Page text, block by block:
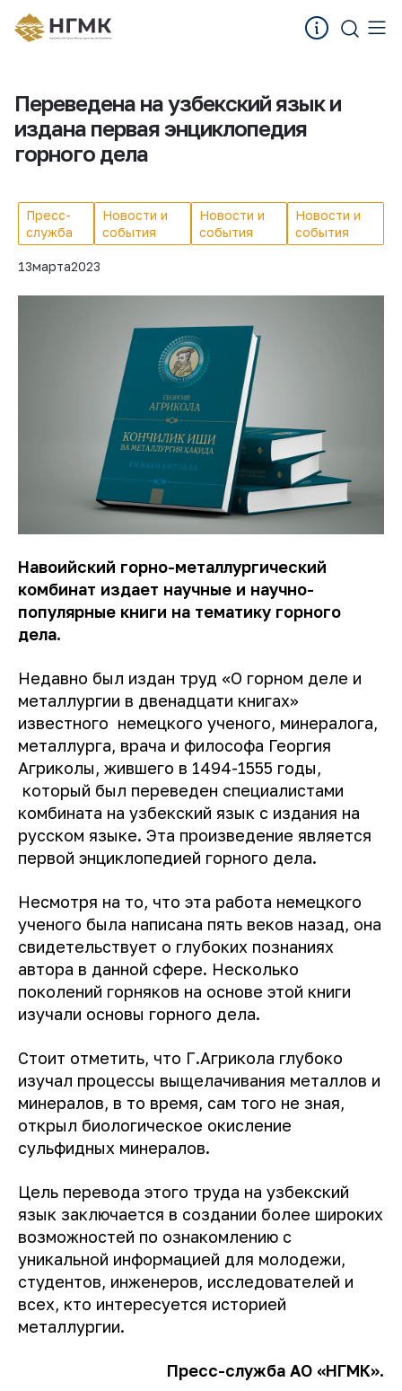
Переведена на узбекский язык и
издана первая энциклопедия
горного дела
Пресс-
служба
Новости и
события
Новости и
события
Новости и
события
13марта2023
Навоийский горно-металлургический
комбинат издает научные и научно-
популярные книги на тематику горного
дела.
Недавно был издан труд «О горном деле и
металлургии в двенадцати книгах»
известного немецкого ученого, минералога,
металлурга, врача и философа Георгия
Агриколы, жившего в 1494-1555 годы,
который был переведен специалистами
комбината на узбекский язык с издания на
русском языке. Эта произведение является
первой энциклопедией горного дела.
Несмотря на то, что эта работа немецкого
ученого была написана пять веков назад, она
свидетельствует о глубоких познаниях
автора в данной сфере. Несколько
поколений горняков на основе этой книги
изучали основы горного дела.
Стоит отметить, что Г.Агрикола глубоко
изучал процессы выщелачивания металлов и
минералов, в то время, сам того не зная,
открыл биологическое окисление
сульфидных минералов.
Цель перевода этого труда на узбекский
язык заключается в создании более широких
возможностей по ознакомлению с
уникальной информацией для молодежи,
студентов, инженеров, исследователей и
всех, кто интересуется историей
металлургии.
Пресс-служба АО «НГМК».